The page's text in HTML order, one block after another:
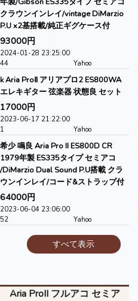
クラウンインレイ/vintage DiMarzio
P.U x2基搭載/純正ギグケース付
93000円
2024-01-28 23:25:00
44
Yahoo
k Aria ProⅡ アリアプロ2 ES800WA
エレキギター 弦楽器 状態良 セット
17000円
2023-06-17 21:22:00
1
Yahoo
希少 鳴良 Aria Pro II ES800D CR
1979年製 ES335タイプ セミアコ
/DiMarzio Dual Sound P.U搭載 クラ
ウンインレイ/コード&ストラップ付
64000円
2023-06-04 23:06:00
52
Yahoo
すべて表示
Aria ProII フルアコ セミア